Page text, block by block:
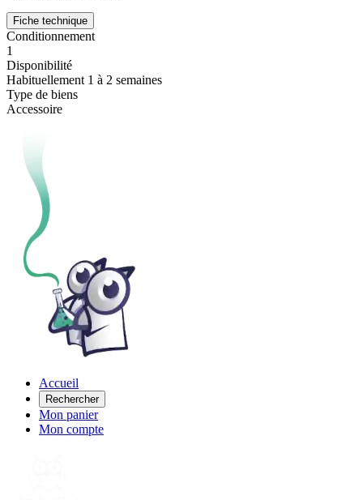
Fiche technique
Conditionnement
1
Disponibilité
Habituellement 1 à 2 semaines
Type de biens
Accessoire
Accueil
Rechercher
Mon panier
Mon compte